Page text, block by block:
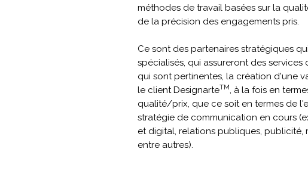
méthodes de travail basées sur la
de la précision des engagements pris.
Ce sont des partenaires stratégiques
spécialisés, qui assureront des services
qui sont pertinentes, la création d'une
le client DesignarteTM, à la fois en
qualité/prix, que ce soit en termes de
stratégie de communication en cours
et digital, relations publiques, publicité,
entre autres).